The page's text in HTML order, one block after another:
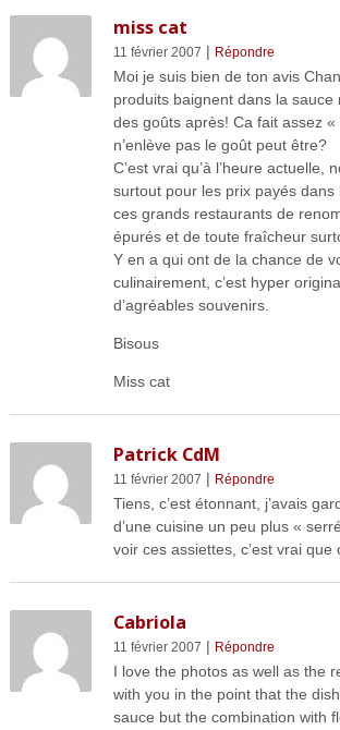
miss cat
11 février 2007 | Répondre
Moi je suis bien de ton avis
produits baignent dans la sauce
des goûts après! Ca fait assez «
n’enlève pas le goût peut être?
C’est vrai qu’à l’heure actuelle,
surtout pour les prix payés dans
ces grands restaurants de
épurés et de toute fraîcheur
Y en a qui ont de la chance de
culinairement, c’est hyper
d’agréables souvenirs.
Bisous
Miss cat
Patrick CdM
11 février 2007 | Répondre
Tiens, c’est étonnant, j’avais
d’une cuisine un peu plus «
voir ces assiettes, c’est vrai que
Cabriola
11 février 2007 | Répondre
I love the photos as well as the
with you in the point that the
sauce but the combination with